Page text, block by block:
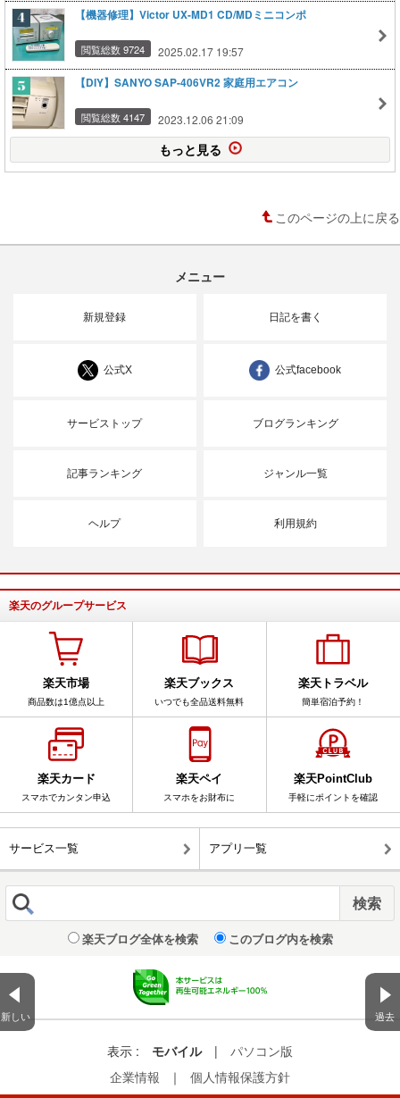
新しい 過去
【機器修理】Victor UX-MD1 CD/MDミニコンポ
閲覧総数 9724 2025.02.17 19:57
【DIY】SANYO SAP-406VR2 家庭用エアコン
閲覧総数 4147 2023.12.06 21:09
もっと見る
このページの上に戻る
メニュー
新規登録 日記を書く
公式X 公式facebook
サービストップ ブログランキング
記事ランキング ジャンル一覧
ヘルプ 利用規約
楽天のグループサービス
楽天市場
商品数は1億点以上
楽天ブックス
いつでも全品送料無料
楽天トラベル
簡単宿泊予約！
楽天カード
スマホでカンタン申込
楽天ペイ
スマホをお財布に
楽天PointClub
手軽にポイントを確認
サービス一覧 アプリ一覧
楽天ブログ全体を検索 このブログ内を検索
表示 : モバイル |
パソコン版
企業情報
｜ 個人情報保護方針